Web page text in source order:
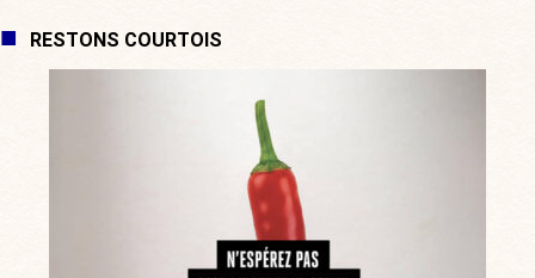
RESTONS COURTOIS